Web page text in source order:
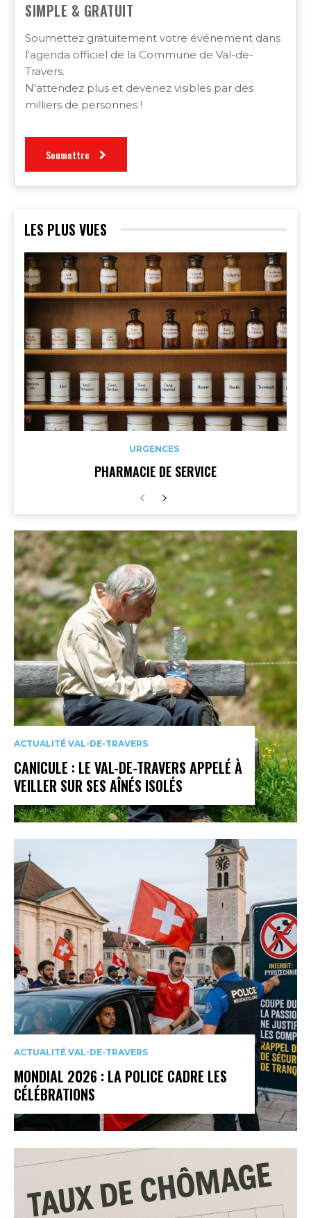
SIMPLE & GRATUIT
Soumettez gratuitement votre événement dans
l'agenda officiel de la Commune de Val-de-
Travers.
N'attendez plus et devenez visibles par des
milliers de personnes !
Soumettre
LES PLUS VUES
URGENCES
PHARMACIE DE SERVICE
ACTUALITÉ VAL-DE-TRAVERS
CANICULE : LE VAL-DE-TRAVERS APPELÉ À
VEILLER SUR SES AÎNÉS ISOLÉS
ACTUALITÉ VAL-DE-TRAVERS
MONDIAL 2026 : LA POLICE CADRE LES
CÉLÉBRATIONS